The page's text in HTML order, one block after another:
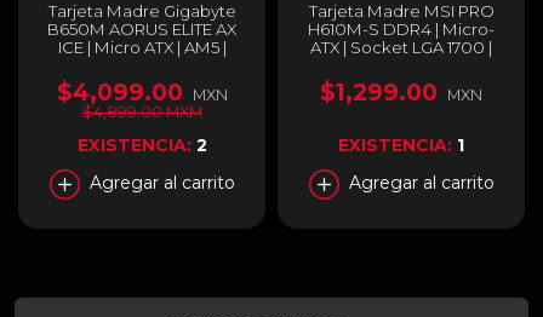
Tarjeta Madre Gigabyte
B650M AORUS ELITE AX
ICE | Micro ATX | AM5 |
B650M AORUS ELITE AX
ICE
$4,099.00
MXN
$4,899.00 MXM
EXISTENCIA: 2
Agregar al carrito
Tarjeta Madre MSI PRO
H610M-S DDR4 | Micro-
ATX | Socket LGA 1700 |
(Hasta 64GB) | HDMI |
Negro | PRO H610M-S
$1,299.00 MXN
EXISTENCIA: 1
Agregar al carrito